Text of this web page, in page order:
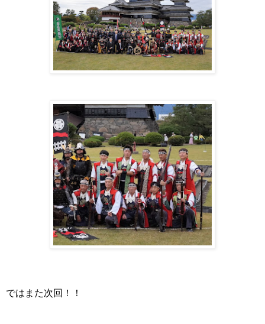
ではまた次回！！